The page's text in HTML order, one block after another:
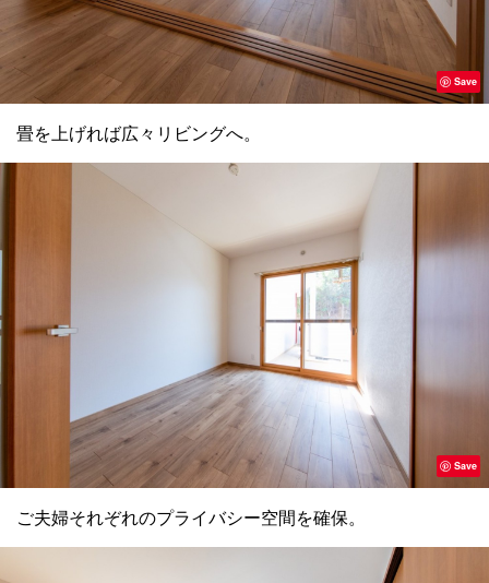
Save
畳を上げれば広々リビングへ。
Save
ご夫婦それぞれのプライバシー空間を確保。